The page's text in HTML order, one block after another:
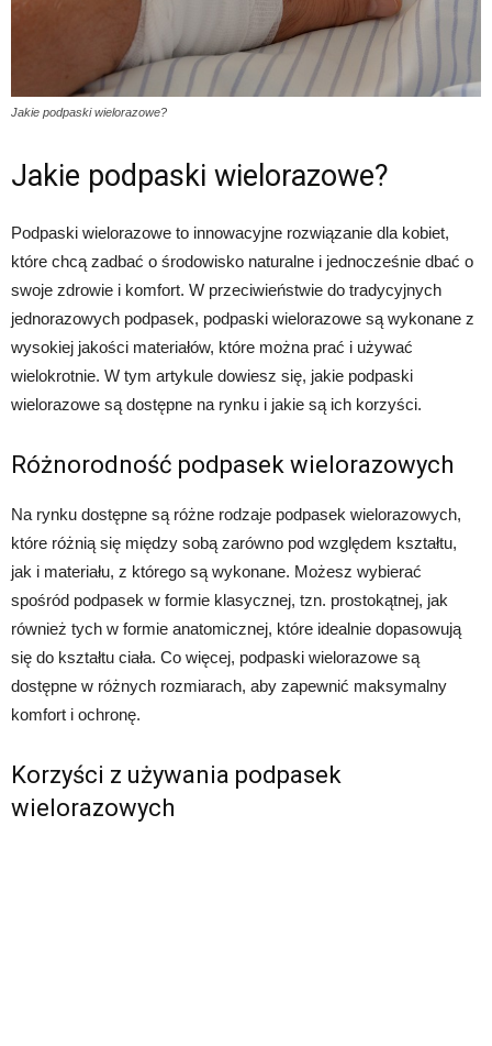
Jakie podpaski wielorazowe?
Jakie podpaski wielorazowe?
Podpaski wielorazowe to innowacyjne rozwiązanie dla kobiet,
które chcą zadbać o środowisko naturalne i jednocześnie dbać o
swoje zdrowie i komfort. W przeciwieństwie do tradycyjnych
jednorazowych podpasek, podpaski wielorazowe są wykonane z
wysokiej jakości materiałów, które można prać i używać
wielokrotnie. W tym artykule dowiesz się, jakie podpaski
wielorazowe są dostępne na rynku i jakie są ich korzyści.
Różnorodność podpasek wielorazowych
Na rynku dostępne są różne rodzaje podpasek wielorazowych,
które różnią się między sobą zarówno pod względem kształtu,
jak i materiału, z którego są wykonane. Możesz wybierać
spośród podpasek w formie klasycznej, tzn. prostokątnej, jak
również tych w formie anatomicznej, które idealnie dopasowują
się do kształtu ciała. Co więcej, podpaski wielorazowe są
dostępne w różnych rozmiarach, aby zapewnić maksymalny
komfort i ochronę.
Korzyści z używania podpasek
wielorazowych